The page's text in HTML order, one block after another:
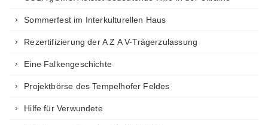
Sommerfest im Interkulturellen Haus
Rezertifizierung der A Z A V-Trägerzulassung
Eine Falkengeschichte
Projektbörse des Tempelhofer Feldes
Hilfe für Verwundete